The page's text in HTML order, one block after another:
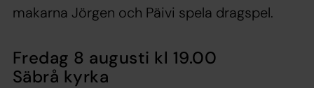
makarna Jörgen och Päivi spela dragspel.
Fredag 8 augusti kl 19.00
Säbrå kyrka